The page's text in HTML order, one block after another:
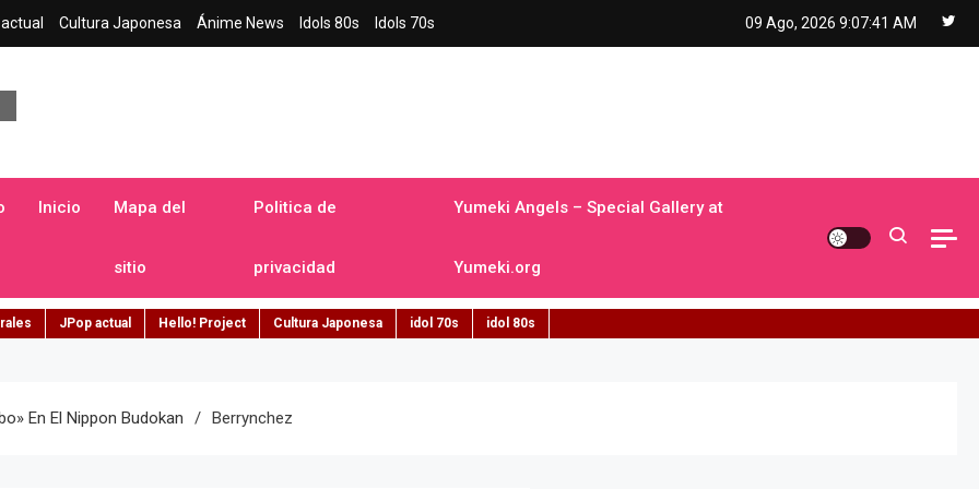
Cultura Japonesa Ánime News Idols 80s Idols 70s 09 Ago, 2026 9:07:42 AM
Inicio Mapa del
sitio
Politica de
privacidad
Yumeki Angels – Special Gallery at
Yumeki.org
JPop actual Hello! Project Cultura Japonesa idol 70s idol 80s
En El Nippon Budokan Berrynchez